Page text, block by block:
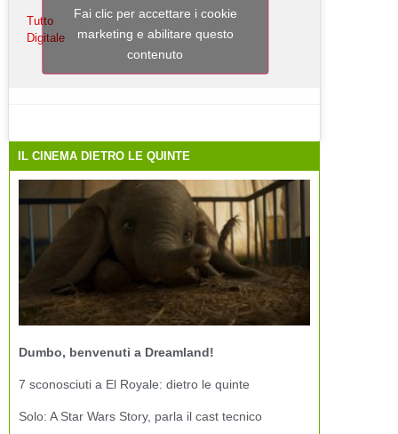
Tutto
Digitale
Fai clic per accettare i cookie
marketing e abilitare questo
contenuto
IL CINEMA DIETRO LE QUINTE
Dumbo, benvenuti a Dreamland!
7 sconosciuti a El Royale: dietro le quinte
Solo: A Star Wars Story, parla il cast tecnico